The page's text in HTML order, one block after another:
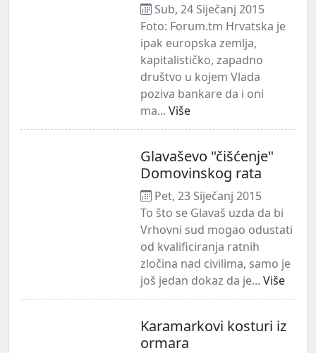
Sub, 24 Siječanj 2015
Foto: Forum.tm Hrvatska je
ipak europska zemlja,
kapitalističko, zapadno
društvo u kojem Vlada
poziva bankare da i oni
ma... Više
Glavaševo "čišćenje"
Domovinskog rata
Pet, 23 Siječanj 2015
To što se Glavaš uzda da bi
Vrhovni sud mogao odustati
od kvalificiranja ratnih
zločina nad civilima, samo je
još jedan dokaz da je... Više
Karamarkovi kosturi iz
ormara